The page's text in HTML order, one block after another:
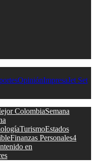
OpiniónImpresaJet Set
ColombiaSemana
TurismoEstados
Finanzas Personales4
en